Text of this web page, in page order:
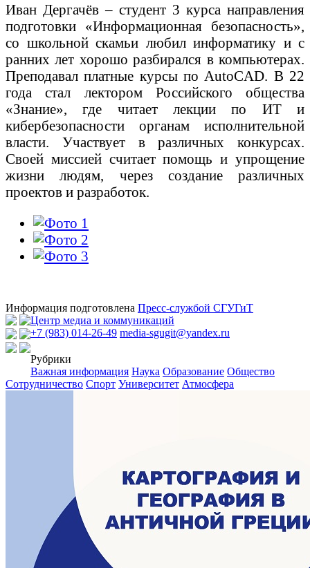
Иван Дергачёв – студент 3 курса направления
подготовки «Информационная безопасность»,
со школьной скамьи любил информатику и с
ранних лет хорошо разбирался в компьютерах.
Преподавал платные курсы по AutoCAD. В 22
года стал лектором Российского общества
«Знание», где читает лекции по ИТ и
кибербезопасности органам исполнительной
власти. Участвует в различных конкурсах.
Своей миссией считает помощь и упрощение
жизни людям, через создание различных
проектов и разработок.
Информация подготовлена Пресс-службой СГУГиТ
Центр медиа и коммуникаций
+7 (983) 014-26-49 media-sgugit@yandex.ru
Рубрики
Важная информация Наука Образование Общество
Сотрудничество Спорт Университет Атмосфера